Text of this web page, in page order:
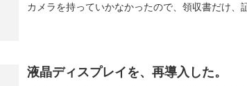
カメラを持っていかなかったので、領収書だけ、
液晶ディスプレイを、再導入した。